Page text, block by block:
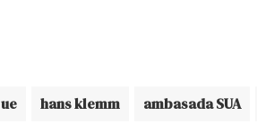
ue hans klemm ambasada SUA